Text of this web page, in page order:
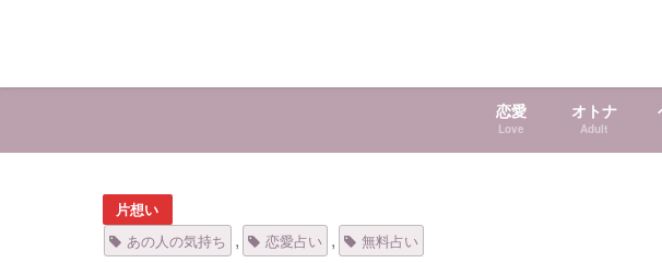
恋愛
Love
オトナ
Adult
片想い
あの人の気持ち , 恋愛占い , 無料占い